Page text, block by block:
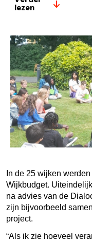
lezen
In de 25 wijken
Wijkbudget.
na advies van de
zijn bijvoorbeeld
project.
“Als ik zie hoeveel